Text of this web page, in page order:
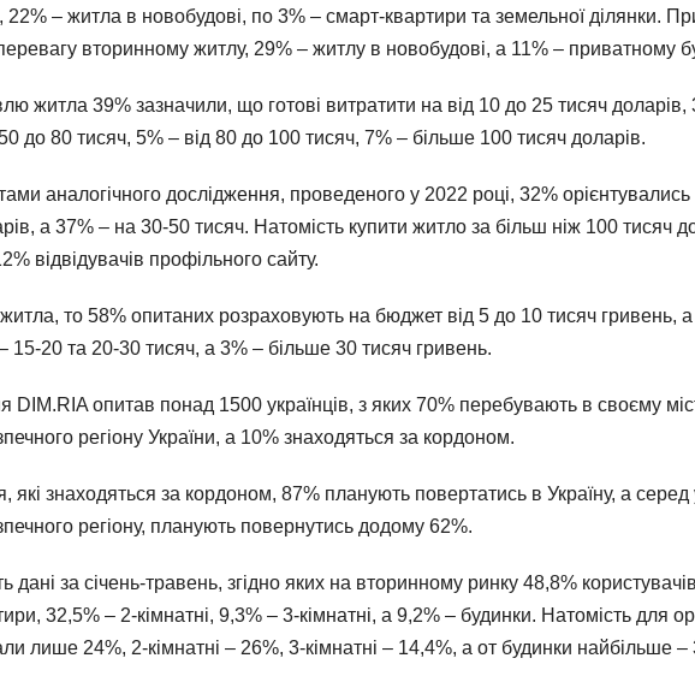
22% – житла в новобудові, по 3% – смарт-квартири та земельної ділянки.
вторинному житлу, 29% – житлу в новобудові, а 11% – приватному
житла 39% зазначили, що готові витратити на від 10 до 25 тисяч доларів,
до 80 тисяч, 5% – від 80 до 100 тисяч, 7% – більше 100 тисяч доларів.
аналогічного дослідження, проведеного у 2022 році, 32%
а 37% – на 30-50 тисяч. Натомість купити житло за більш ніж 100 тисяч
відвідувачів профільного сайту.
то 58% опитаних розраховують на бюджет від 5 до 10 тисяч гривень,
15-20 та 20-30 тисяч, а 3% – більше 30 тисяч гривень.
DIM.RIA опитав понад 1500 українців, з яких 70% перебувають в своєму
регіону України, а 10% знаходяться за кордоном.
які знаходяться за кордоном, 87% планують повертатись в Україну, а серед
регіону, планують повернутись додому 62%.
дані за січень-травень, згідно яких на вторинному ринку 48,8%
32,5% – 2-кімнатні, 9,3% – 3-кімнатні, а 9,2% – будинки. Натомість для
лише 24%, 2-кімнатні – 26%, 3-кімнатні – 14,4%, а от будинки найбільше –